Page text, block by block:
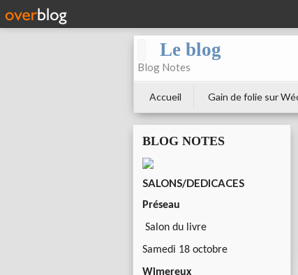
Le blog
Blog Notes
Accueil Gain de folie sur
BLOG NOTES
SALONS/DEDICACES
Préseau
Salon du livre
Samedi 18 octobre
Wimereux